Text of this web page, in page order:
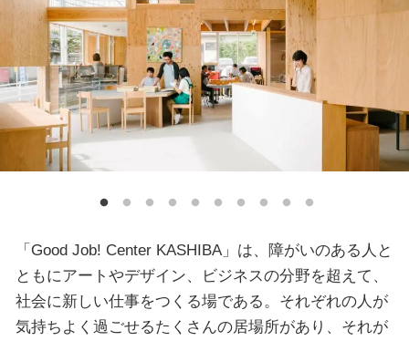
「Good Job! Center KASHIBA」は、障がいのある人と
ともにアートやデザイン、ビジネスの分野を超えて、
社会に新しい仕事をつくる場である。それぞれの人が
気持ちよく過ごせるたくさんの居場所があり、それが